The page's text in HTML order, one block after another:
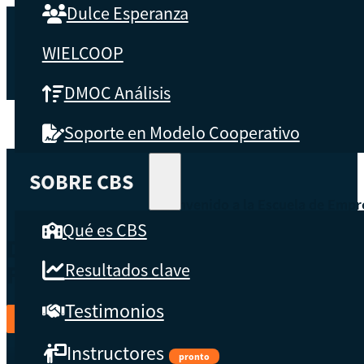
Dulce Esperanza
WIELCOOP
DMOC Análisis
Soporte en Modelo Cooperativo
SOBRE CBS
Qué es CBS
Resultados clave
Testimonios
Instructores
pronto
Bienvenido a la Escuela de
DESARROLLA TUS HABILIDADES
FUNCIONAMIENTO DE TU
REGÍSTRATE